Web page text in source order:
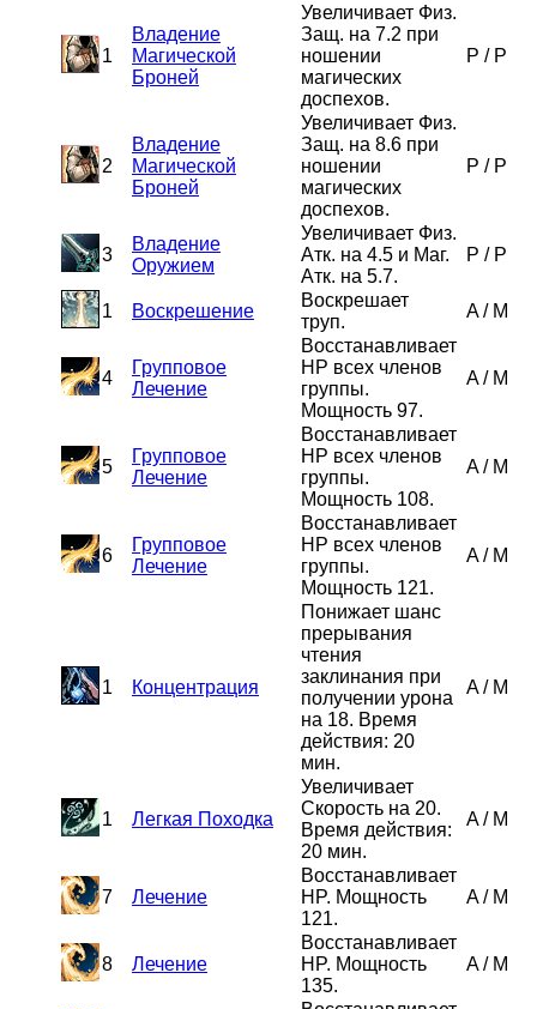
1
Владение
Магической
Броней
Увеличивает Физ.
Защ. на 7.2 при
ношении
магических
доспехов.
P / P
2
Владение
Магической
Броней
Увеличивает Физ.
Защ. на 8.6 при
ношении
магических
доспехов.
P / P
3
Владение
Оружием
Увеличивает Физ.
Атк. на 4.5 и Маг.
Атк. на 5.7.
P / P
1 Воскрешение
Воскрешает
труп.
A/ M
4
Групповое
Лечение
Восстанавливает
HP всех членов
группы.
Мощность 97.
A/ M
5
Групповое
Лечение
Восстанавливает
HP всех членов
группы.
Мощность 108.
A/ M
6
Групповое
Лечение
Восстанавливает
HP всех членов
группы.
Мощность 121.
A/ M
1 Концентрация
Понижает шанс
прерывания
чтения
заклинания при
получении урона
на 18. Время
действия: 20
мин.
A/ M
1 Легкая Походка
Увеличивает
Скорость на 20.
Время действия:
20 мин.
A/ M
7 Лечение
Восстанавливает
HP. Мощность
121.
A/ M
8 Лечение
Восстанавливает
HP. Мощность
135.
A/ M